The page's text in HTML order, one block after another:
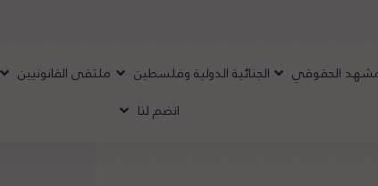
الحقوقي الجنائية الدولية وفلسطين ملتقى القانونيين
انضم لنا